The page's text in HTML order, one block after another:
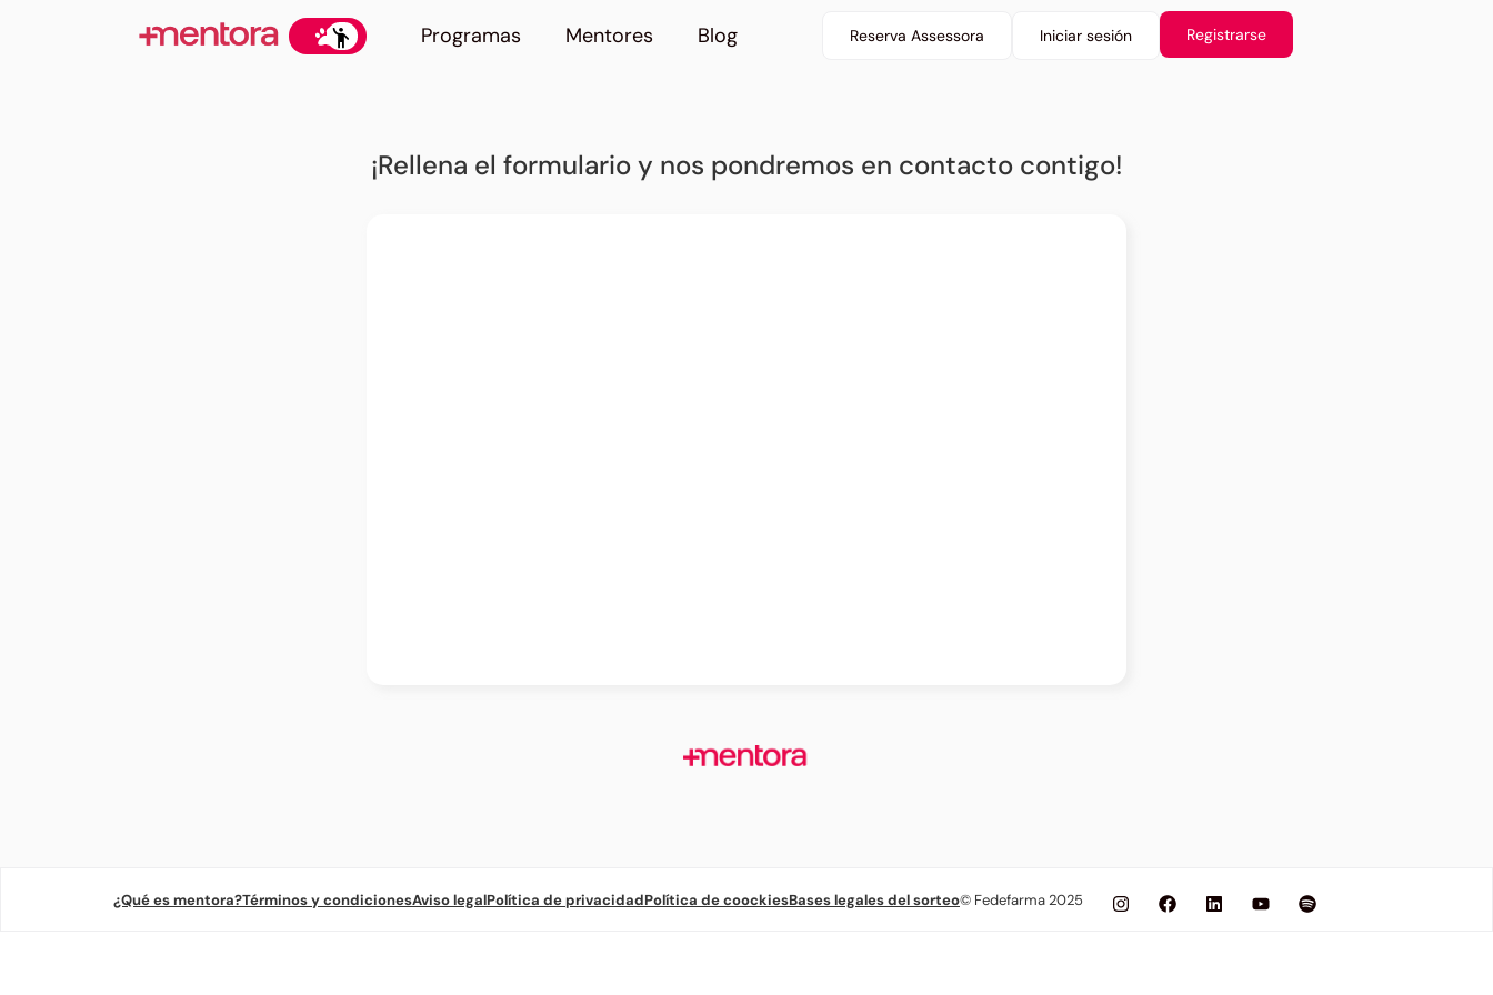
Programas Mentores Blog Reserva Assessora Iniciar sesión Registrarse
¡Rellena el formulario y nos pondremos en contacto contigo!
¿Qué es mentora?Términos y condicionesAviso legalPolítica de privacidadPolítica de coockiesBases legales del sorteo© Fedefarma 2025